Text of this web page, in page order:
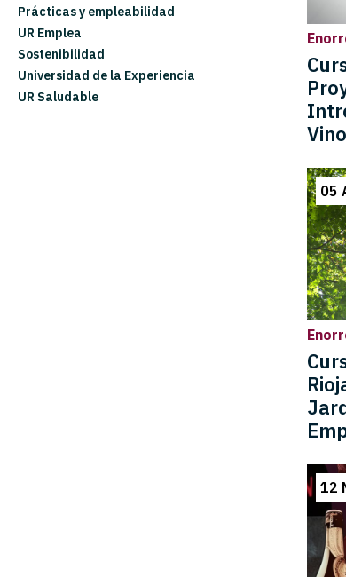
Prácticas y empleabilidad
UR Emplea
Sostenibilidad
Universidad de la Experiencia
UR Saludable
05
12